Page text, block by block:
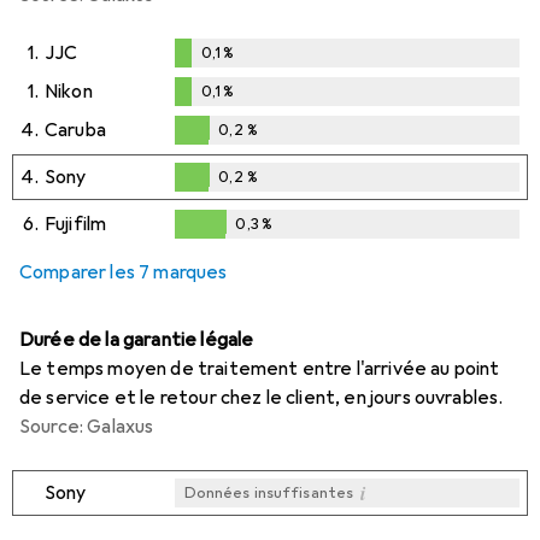
1. JJC
%
0,1%
1. Nikon
%
0,1%
4. Caruba
0,2%
0,2 %
4. Sony
0,2%
0,2 %
6. Fujifilm 0,3%
Comparer les 7 marques
Durée de la garantie légale
Le temps moyen de traitement entre l'arrivée au point
de service et le retour chez le client, en jours ouvrables.
Source: Galaxus
Sony Données insuffisantes i